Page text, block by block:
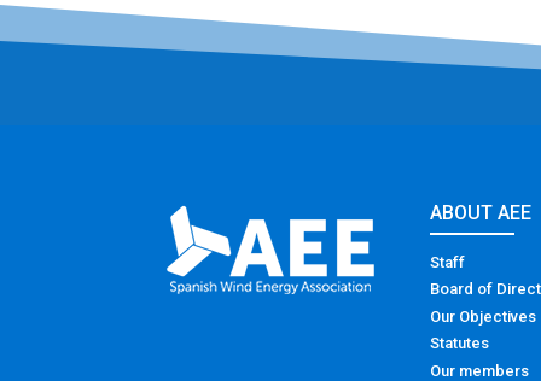
ABOUT AEE
Staff
Board of
Our Objectives
Statutes
Our members